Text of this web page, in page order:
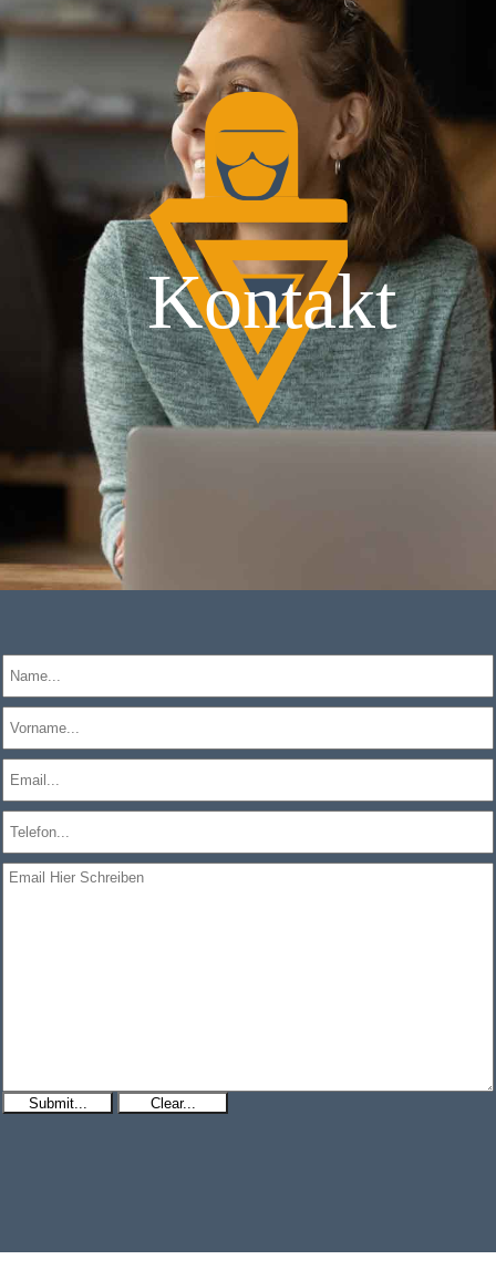
Kontakt
Submit... Clear...